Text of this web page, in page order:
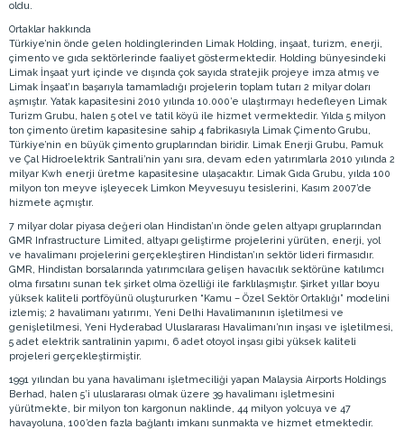
oldu.
Ortaklar hakkında
Türkiye’nin önde gelen holdinglerinden Limak Holding, inşaat, turizm, enerji,
çimento ve gıda sektörlerinde faaliyet göstermektedir. Holding bünyesindeki
Limak İnşaat yurt içinde ve dışında çok sayıda stratejik projeye imza atmış ve
Limak İnşaat’ın başarıyla tamamladığı projelerin toplam tutarı 2 milyar doları
aşmıştır. Yatak kapasitesini 2010 yılında 10.000’e ulaştırmayı hedefleyen Limak
Turizm Grubu, halen 5 otel ve tatil köyü ile hizmet vermektedir. Yılda 5 milyon
ton çimento üretim kapasitesine sahip 4 fabrikasıyla Limak Çimento Grubu,
Türkiye’nin en büyük çimento gruplarından biridir. Limak Enerji Grubu, Pamuk
ve Çal Hidroelektrik Santrali’nin yanı sıra, devam eden yatırımlarla 2010 yılında 2
milyar Kwh enerji üretme kapasitesine ulaşacaktır. Limak Gıda Grubu, yılda 100
milyon ton meyve işleyecek Limkon Meyvesuyu tesislerini, Kasım 2007’de
hizmete açmıştır.
7 milyar dolar piyasa değeri olan Hindistan’ın önde gelen altyapı gruplarından
GMR Infrastructure Limited, altyapı geliştirme projelerini yürüten, enerji, yol
ve havalimanı projelerini gerçekleştiren Hindistan’ın sektör lideri firmasıdır.
GMR, Hindistan borsalarında yatırımcılara gelişen havacılık sektörüne katılımcı
olma fırsatını sunan tek şirket olma özelliği ile farklılaşmıştır. Şirket yıllar boyu
yüksek kaliteli portföyünü oluştururken “Kamu – Özel Sektör Ortaklığı” modelini
izlemiş; 2 havalimanı yatırımı, Yeni Delhi Havalimanının işletilmesi ve
genişletilmesi, Yeni Hyderabad Uluslararası Havalimanı’nın inşası ve işletilmesi,
5 adet elektrik santralinin yapımı, 6 adet otoyol inşası gibi yüksek kaliteli
projeleri gerçekleştirmiştir.
1991 yılından bu yana havalimanı işletmeciliği yapan Malaysia Airports Holdings
Berhad, halen 5’i uluslararası olmak üzere 39 havalimanı işletmesini
yürütmekte, bir milyon ton kargonun naklinde, 44 milyon yolcuya ve 47
havayoluna, 100’den fazla bağlantı imkanı sunmakta ve hizmet etmektedir.